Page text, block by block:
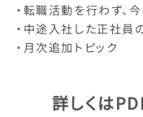
・転職活動を行わず、
・中途入社した正社員
・月次追加トピック
詳しくは